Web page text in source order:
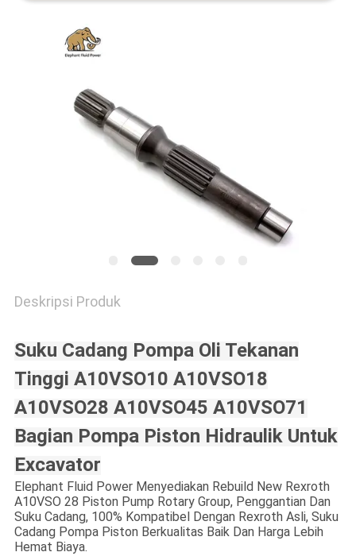
Deskripsi Produk
Suku Cadang Pompa Oli Tekanan
Tinggi A10VSO10 A10VSO18
A10VSO28 A10VSO45 A10VSO71
Bagian Pompa Piston Hidraulik Untuk
Excavator
Elephant Fluid Power Menyediakan Rebuild New Rexroth
A10VSO 28 Piston Pump Rotary Group, Penggantian Dan
Suku Cadang, 100% Kompatibel Dengan Rexroth Asli, Suku
Cadang Pompa Piston Berkualitas Baik Dan Harga Lebih
Hemat Biaya.